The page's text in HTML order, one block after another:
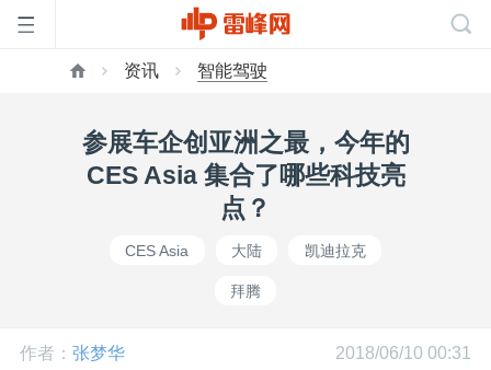
网
资讯 智能驾驶
参展车企创亚洲之最，今年的
CES Asia 集合了哪些科技亮
点？
CES Asia 大陆 凯迪拉克
拜腾
作者： 张梦华 2018/06/10 00:31